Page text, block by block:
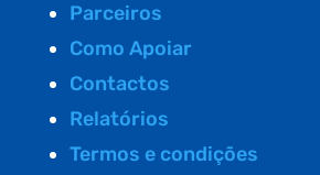
Parceiros
Como Apoiar
Contactos
Relatórios
Termos e condições